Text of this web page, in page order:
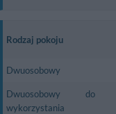
Rodzaj pokoju
Dwuosobowy
Dwuosobowy do
wykorzystania